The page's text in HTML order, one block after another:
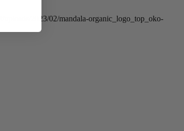
uploads/2023/02/mandala-organic_logo_top_oko-